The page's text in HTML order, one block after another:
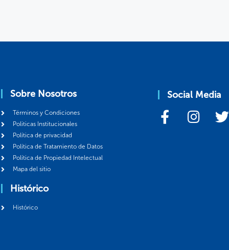
Sobre Nosotros
Términos y Condiciones
Politicas Institucionales
Política de privacidad
Política de Tratamiento de Datos
Política de Propiedad Intelectual
Mapa del sitio
Histórico
Histórico
Social Media